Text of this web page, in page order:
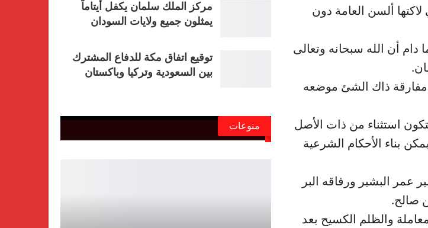
ألسن العامة دون
أن الله سبحانه وتعالى
ذاك الشئ موضعه
استثناء من ذات الأصل
بناء الأحكام الشرعية
عمر البشير ورفاقه البر
صالح.
والظلم الكسيح بعد
مركز الملك سلمان يكفل أيتاماً
يمثلون جميع ولايات السودان
توقيع اتفاق مكة للدفاع المشترك
بين السعودية وتركيا وباكستان
منوعات